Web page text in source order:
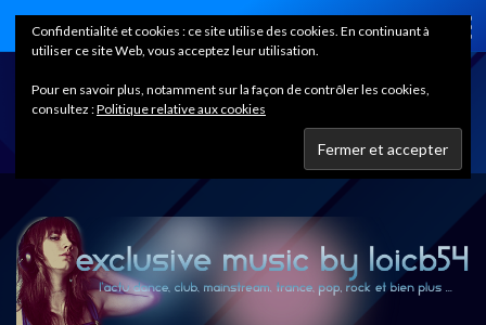
Home
Confidentialité et cookies : ce site utilise des cookies. En continuant à
utiliser ce site Web, vous acceptez leur utilisation.
Pour en savoir plus, notamment sur la façon de contrôler les cookies,
consultez :Politique relative aux cookies